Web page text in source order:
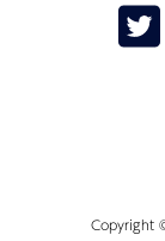
Copyright